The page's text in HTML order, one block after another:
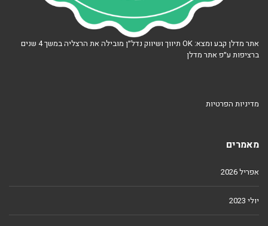
אתר מדלן קבע ומצא: OK תיווך ושיווק נדל״ן מובילה את הרצליה במשך 4 שנים
ברציפות ע״פ אתר מדלן
מדיניות הפרטיות
מאמרים
אפריל 2026
יולי 2023